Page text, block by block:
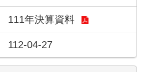
111年決算資料
112-04-27